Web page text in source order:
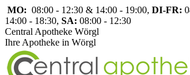
Zum
Inhalt
springen
MO: 08:00 - 12:30 & 14:00 - 19:00, DI-FR:
14:00 - 18:30, SA: 08:00 - 12:30
Central Apotheke Wörgl
Ihre Apotheke in Wörgl